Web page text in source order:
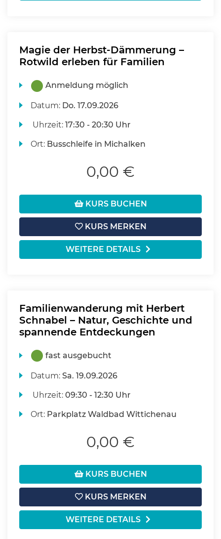
Magie der Herbst-Dämmerung –
Rotwild erleben für Familien
Anmeldung möglich
Datum: Do. 17.09.2026
Uhrzeit:17:30 - 20:30 Uhr
Ort: Busschleife in Michalken
0,00 €
KURS BUCHEN
KURS MERKEN
WEITERE DETAILS
Familienwanderung mit Herbert
Schnabel – Natur, Geschichte und
spannende Entdeckungen
fast ausgebucht
Datum:Sa. 19.09.2026
Uhrzeit:09:30 - 12:30 Uhr
Ort: Parkplatz Waldbad Wittichenau
0,00 €
KURS BUCHEN
KURS MERKEN
WEITERE DETAILS